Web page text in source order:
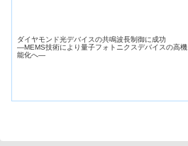
ダイヤモンド光デバイスの共鳴波長制御に成功
―MEMS技術により量子フォトニクスデバイスの高機
能化へ―